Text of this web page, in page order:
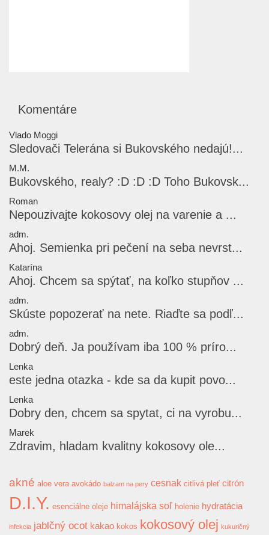
Komentáre
Vlado Moggi
Sledovači Telerána si Bukovského nedajú!...
M.M.
Bukovského, realy? :D :D :D Toho Bukovsk...
Roman
Nepouzivajte kokosovy olej na varenie a ...
adm.
Ahoj. Semienka pri pečení na seba nevrst...
Katarína
Ahoj. Chcem sa spýtať, na koľko stupňov ...
adm.
Skúste popozerať na nete. Riaďte sa podľ...
adm.
Dobrý deň. Ja používam iba 100 % príro...
Lenka
este jedna otazka - kde sa da kupit povo...
Lenka
Dobry den, chcem sa spytat, ci na vyrobu...
Marek
Zdravim, hladam kvalitny kokosovy ole...
akné aloe vera avokádo balzam na pery cesnak citlivá pleť citrón
D.I.Y. esenciálne oleje himalájska soľ holenie hydratácia
infekcia jablčný ocot kakao kokos kokosový olej kukuričný